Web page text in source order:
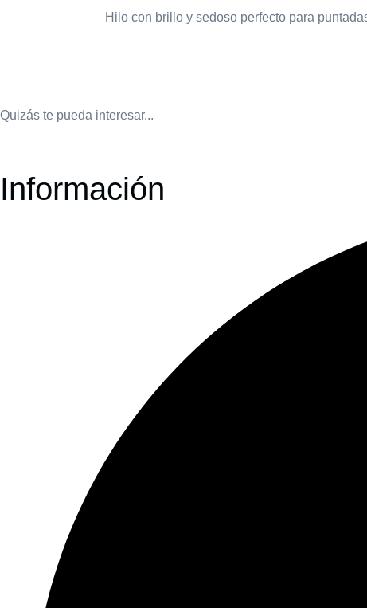
Hilo con brillo y sedoso perfecto para
Quizás te pueda interesar...
Información